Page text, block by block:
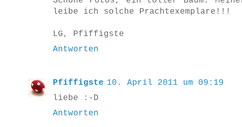
leibe ich solche Prachtexemplare!!!
LG, Pfiffigste
Antworten
Pfiffigste 10. April 2011 um 09:19
liebe :-D
Antworten